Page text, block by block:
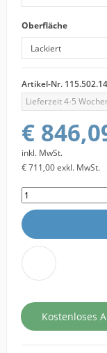
Oberfläche
Artikel-Nr.
Lieferzeit 4-5
€
inkl. MwSt.
€ 711,00exkl. MwSt.
Kostenloses